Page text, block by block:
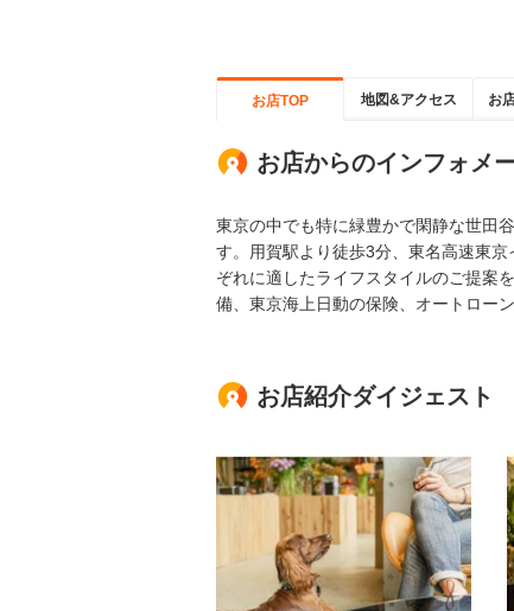
お店TOP 地図&アクセス お
お店からのインフォメ
東京の中でも特に緑豊かで閑静な世田
す。用賀駅より徒歩3分、東名高速東
ぞれに適したライフスタイルのご提案
備、東京海上日動の保険、オートロー
お店紹介ダイジェスト